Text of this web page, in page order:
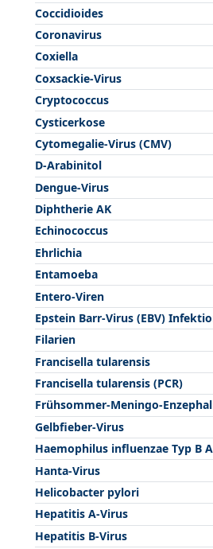
Coccidioides
Coronavirus
Coxiella
Coxsackie-Virus
Cryptococcus
Cysticerkose
Cytomegalie-Virus (CMV)
D-Arabinitol
Dengue-Virus
Diphtherie AK
Echinococcus
Ehrlichia
Entamoeba
Entero-Viren
Epstein Barr-Virus (EBV)
Filarien
Francisella tularensis
Francisella tularensis (PCR)
Frühsommer-Meningo-
Gelbfieber-Virus
Haemophilus influenzae Typ B
Hanta-Virus
Helicobacter pylori
Hepatitis A-Virus
Hepatitis B-Virus